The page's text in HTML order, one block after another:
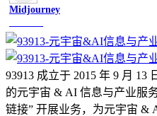
Midjourney
93913 成立于 2015 年 9 月 13
的元宇宙 & AI 信息与产业服
链接” 开展业务，为元宇宙 &